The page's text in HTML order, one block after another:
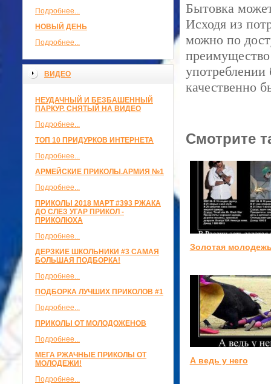
Подробнее...
НОВЫЙ ДЕНЬ
Подробнее...
ВИДЕО
НЕУДАЧНЫЙ И БЕЗБАШЕННЫЙ
ПАРКУР, СНЯТЫЙ НА ВИДЕО
Подробнее...
ТОП 10 ПРИДУРКОВ ИНТЕРНЕТА
Подробнее...
АРМЕЙСКИЕ ПРИКОЛЫ.АРМИЯ №1
Подробнее...
ПРИКОЛЫ 2018 МАРТ #393 РЖАКА
ДО СЛЕЗ УГАР ПРИКОЛ -
ПРИКОЛЮХА
Подробнее...
ДЕРЗКИЕ ШКОЛЬНИКИ #3 САМАЯ
БОЛЬШАЯ ПОДБОРКА!
Подробнее...
ПОДБОРКА ЛУЧШИХ ПРИКОЛОВ #1
Подробнее...
ПРИКОЛЫ ОТ МОЛОДОЖЕНОВ
Подробнее...
МЕГА РЖАЧНЫЕ ПРИКОЛЫ ОТ
МОЛОДЕЖИ!
Подробнее...
Бытовка
Исходя из
можно по
качественно
Смотрите
Золотая
А ведь у него